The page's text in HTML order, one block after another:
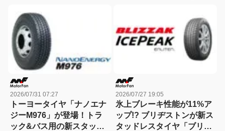
守る。」が8月から放映開
始！
2026/07/31 07:27
トーヨータイヤ「ナノエナ
ジーM976」が登場！トラ
ック&バス用の新スタッド
2026/07/27 19:05
氷上ブレーキ性能が11%ア
ップ!? ブリヂストンが新ス
タッドレスタイヤ「ブリザ